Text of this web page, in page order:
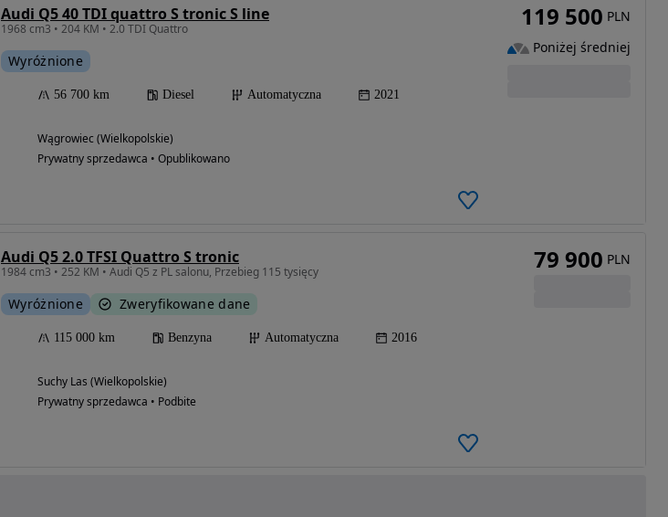
Audi Q5 40 TDI quattro S tronic S line
1968 cm3 • 204 KM • 2.0 TDI Quattro
Wyróżnione
56 700 km Diesel Automatyczna 2021
Wągrowiec (Wielkopolskie)
Prywatny sprzedawca • Opublikowano
119 500 PLN
Poniżej średniej
Audi Q5 2.0 TFSI Quattro S tronic
1984 cm3 • 252 KM • Audi Q5 z PL salonu, Przebieg 115 tysięcy
Wyróżnione Zweryfikowane dane
115 000 km Benzyna Automatyczna 2016
Suchy Las (Wielkopolskie)
Prywatny sprzedawca • Podbite
79 900 PLN